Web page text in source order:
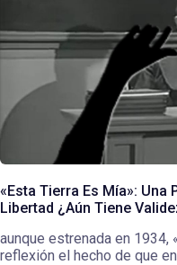
«Esta Tierra Es Mía»: Una
Libertad ¿Aún Tiene
aunque estrenada en 1934,
reflexión el hecho de que